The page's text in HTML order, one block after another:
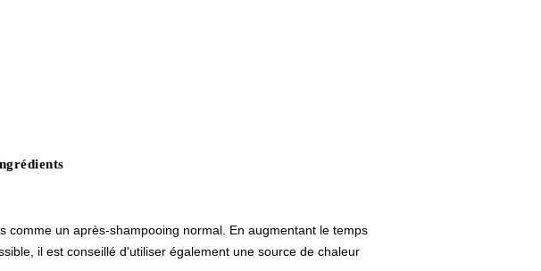
un après-shampooing normal. En augmentant le temps
il est conseillé d'utiliser également une source de chaleur